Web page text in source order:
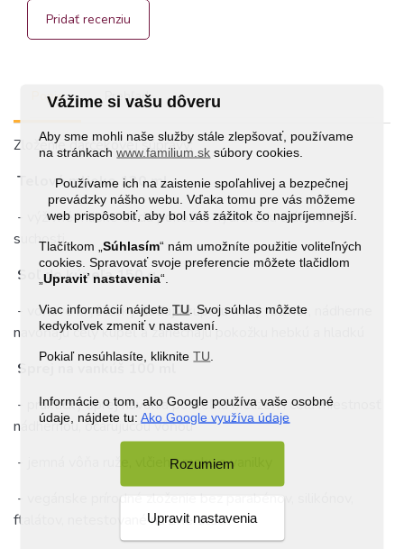
Vážime si vašu dôveru
Aby sme mohli naše služby stále zlepšovať, používame
na stránkachwww.familium.sk súbory cookies.
Používame ich na zaistenie spoľahlivej a bezpečnej
prevádzky nášho webu. Vďaka tomu pre vás môžeme
web prispôsobiť, aby bol váš zážitok čo najpríjemnejší.
Tlačítkom „Súhlasím“ nám umožníte použitie voliteľných
cookies. Spravovať svoje preferencie môžete tlačidlom
„Upraviť nastavenia“.
Viac informácií nájdete TU . Svoj súhlas môžete
kedykoľvek zmeniť v nastavení.
Pokiaľ nesúhlasíte, klikniteTU
Informácie o tom, ako Google používa vaše osobné
údaje, nájdete tu: Ako Google využíva údaje
Rozumiem
Upravit nastavenia
Popis Prehľad
Zloženie darčekovej súpravy:
Telové mlieko 130 ml
- výživné mlieko dodá pokožke hydratáciu a úľavu od
suchosti
Soľ do kúpeľa 150 g
- voňavé kryštáliky dodajú kúpeľu nový rozmer, nádherne
navoňajú celý kúpeľ a zanechajú pokožku hebkú a hladkú
Sprej na vankúš 100 ml
- praktický sprej navonia posteľnú bielizeň i celú miestnosť
nádhernou, očarujúcou vôňou
- jemná vôňa ruže, vlčieho maku a vanilky
- vegánske prírodné zloženie bez parabénov, silikónov,
ftalátov, netestované na zvieratách
Pridať recenziu